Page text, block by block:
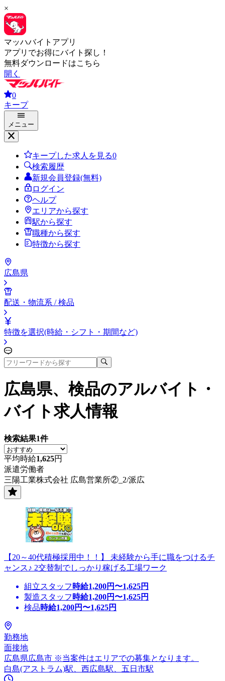
×
マッハバイトアプリ
アプリでお得にバイト探し！
無料ダウンロードはこちら
開く
0
キープ
メニュー
キープした求人を見る0
検索履歴
新規会員登録(無料)
ログイン
ヘルプ
エリアから探す
駅から探す
職種から探す
特徴から探す
広島県
配送・物流系 / 検品
特徴を選択(時給・シフト・期間など)
広島県、検品のアルバイト・
バイト求人情報
検索結果1件
平均時給1,625円
派遣労働者
三陽工業株式会社 広島営業所②_2/派広
【20～40代積極採用中！！】 未経験から手に職をつけるチ
ャンス♪ 2交替制でしっかり稼げる工場ワーク
組立スタッフ 時給1,200円〜1,625円
製造スタッフ 時給1,200円〜1,625円
検品時給1,200円〜1,625円
勤務地
面接地
広島県広島市 ※当案件はエリアでの募集となります。
白島(アストラム)駅、西広島駅、五日市駅